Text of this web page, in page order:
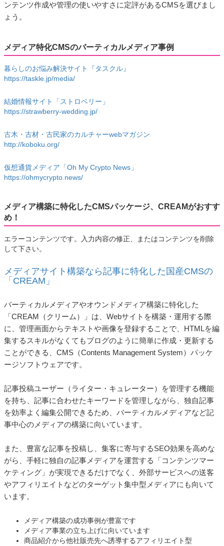
ンテンツ作成や管理の使いやすさに定評があるCMSを選びまし
ょう。
メディア特化CMSのバーティカルメディア事例
暮らしのお悩み解決サイト『タスクル』
https://taskle.jp/media/
結婚情報サイト「ストロベリー」
https://strawberry-wedding.jp/
古木・古材・古民家のカルチャーwebマガジン
http://koboku.org/
仮想通貨メディア「Oh My Crypto News」
https://ohmycrypto.news/
メディア構築に特化したCMSパッケージ、CREAMがおすす
め！
エラーコンテンツです。入力内容の修正、またはコンテンツを削除
して下さい。
メディアサイト構築なら記事に特化した国産CMSの
「CREAM」
バーティカルメディアやオウンドメディア構築に特化した
「CREAM（クリーム）」は、Webサイトを構築・運用する際
に、管理画面からテキストや画像を登録することで、HTMLを編
集するスキルがなくてもブログのように簡単に作成・更新する
ことができる、CMS（Contents Management System）パッケ
ージソフトウェアです。
記事投稿ユーザー（ライター・キュレーター）を管理する機能
を持ち、記事に合わせたキーワードを管理しながら、独自記事
を効率よく編集公開できるため、バーティカルメディアなど記
事中心のメディアの構築に向いています。
また、豊富な記事を投稿し、集客に寄与するSEO効果を高めな
がら、手軽に独自の記事メディアを運営する「コンテンツマー
ケティング」が実現できるだけでなく、外部サービスへの送客
やアフィリエイトなどのターゲット集中型メディアにも向いて
います。
メディア構築の成功事例が豊富です
メディア事業の立ち上げに向いています
商品紹介から他社販売先へ誘導するアフィリエイト型